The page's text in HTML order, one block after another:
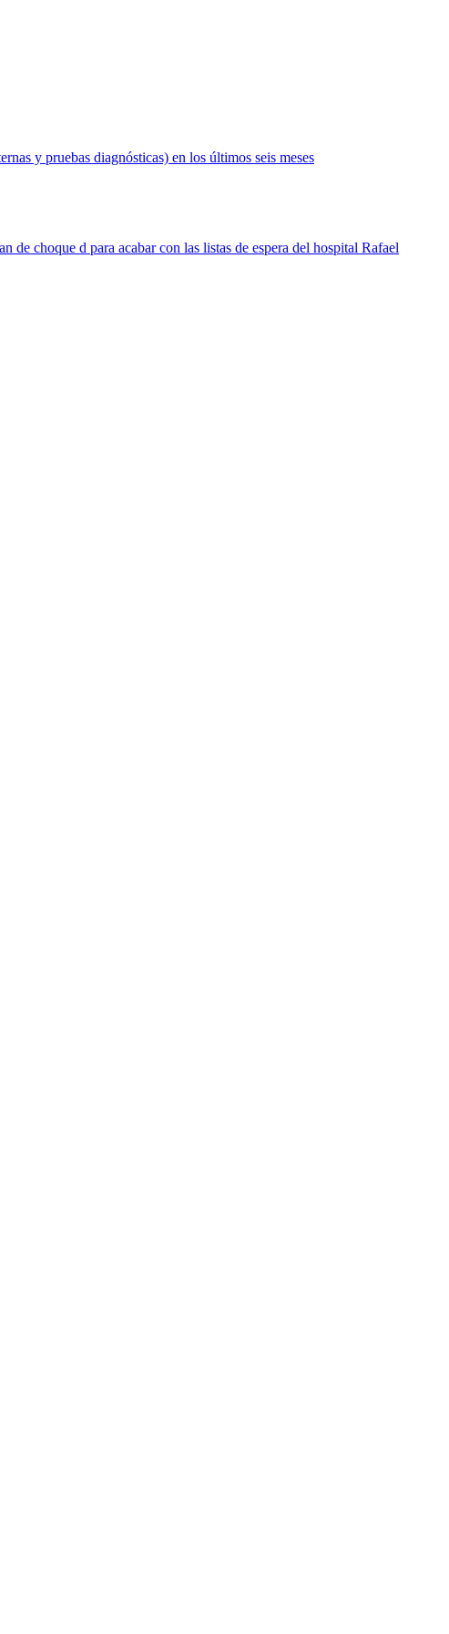
y pruebas diagnósticas) en los últimos seis meses
de choque d para acabar con las listas de espera del hospital Rafael